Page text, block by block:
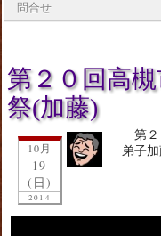
問合せ
第２０回高
祭(加藤)
10月
19
(日)
2014
第
弟子